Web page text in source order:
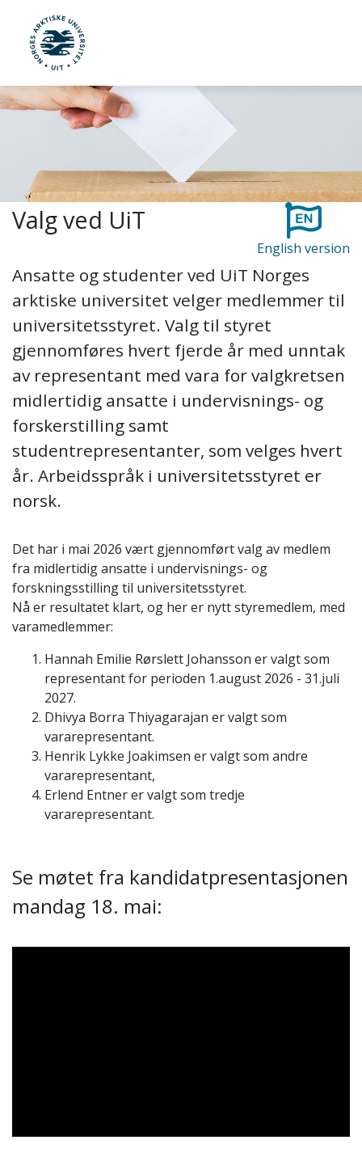
Gå til hovedinnhold
UiT Norges arktiske universitet
English version
Valg ved UiT
Ansatte og studenter ved UiT Norges
arktiske universitet velger medlemmer til
universitetsstyret. Valg til styret
gjennomføres hvert fjerde år med unntak
av representant med vara for valgkretsen
midlertidig ansatte i undervisnings- og
forskerstilling samt
studentrepresentanter, som velges hvert
år. Arbeidsspråk i universitetsstyret er
norsk.
Det har i mai 2026 vært gjennomført valg av medlem
fra midlertidig ansatte i undervisnings- og
forskningsstilling til universitetsstyret.
Nå er resultatet klart, og her er nytt styremedlem, med
varamedlemmer:
Hannah Emilie Rørslett Johansson er valgt som
representant for perioden 1.august 2026 - 31.juli
2027.
Dhivya Borra Thiyagarajan er valgt som
vararepresentant.
Henrik Lykke Joakimsen er valgt som andre
vararepresentant,
Erlend Entner er valgt som tredje
vararepresentant.
Se møtet fra kandidatpresentasjonen
mandag 18. mai: